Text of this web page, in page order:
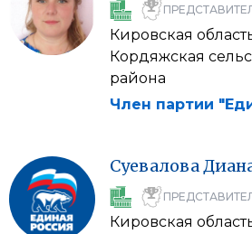
Кировская
Кордяжская
района
Член партии
Суевалова
Кировская